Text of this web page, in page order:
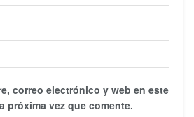
correo electrónico y web en este
próxima vez que comente.